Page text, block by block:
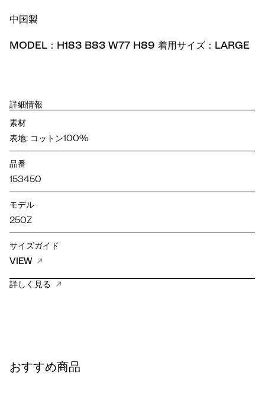
中国製
MODEL：H183 B83 W77 H89 着用サイズ：LARGE
詳細情報
素材
表地: コットン100%
品番
153450
モデル
250Z
サイズガイド
VIEW
詳しく見る
おすすめ商品